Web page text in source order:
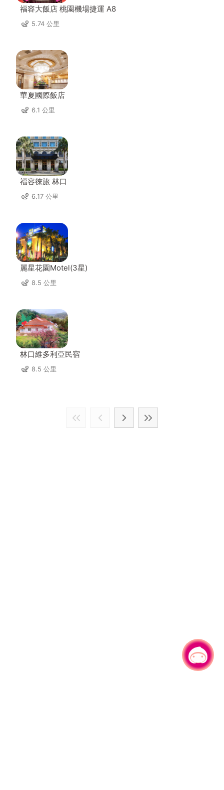
福容大飯店 桃園機場捷運 A8
5.74 公里
華夏國際飯店
6.1 公里
福容徠旅 林口
6.17 公里
麗星花園Motel(3星)
8.5 公里
林口維多利亞民宿
8.5 公里